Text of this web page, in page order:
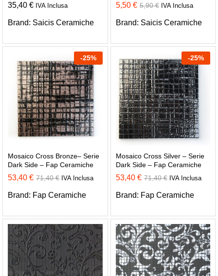
35,40 € IVA Inclusa
Brand: Saicis Ceramiche
5,50 € 5,90€ IVA Inclusa
Brand: Saicis Ceramiche
-25%
Mosaico Cross Bronze– Serie
Dark Side – Fap Ceramiche
53,40 € 71,40€ IVA Inclusa
Brand: Fap Ceramiche
-25%
Mosaico Cross Silver – Serie
Dark Side – Fap Ceramiche
53,40 € 71,40€ IVA Inclusa
Brand: Fap Ceramiche